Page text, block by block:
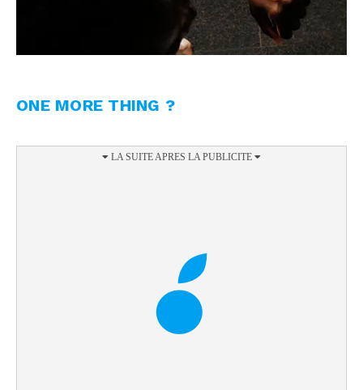
ONE MORE THING ?